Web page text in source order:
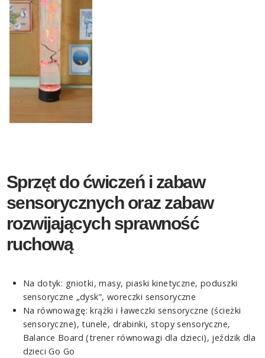
Sprzęt do ćwiczeń i zabaw
sensorycznych oraz zabaw
rozwijających sprawność
ruchową
Na dotyk: gniotki, masy, piaski kinetyczne, poduszki
sensoryczne „dysk”, woreczki sensoryczne
Na równowagę: krążki i ławeczki sensoryczne (ścieżki
sensoryczne), tunele, drabinki, stopy sensoryczne,
Balance Board (trener równowagi dla dzieci), jeździk dla
dzieci Go Go